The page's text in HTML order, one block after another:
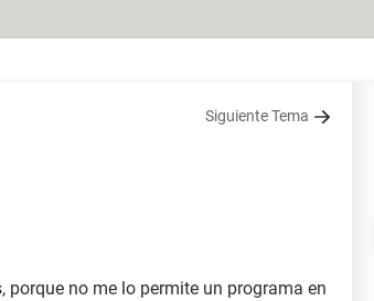
Siguiente Tema
no me lo permite un programa en